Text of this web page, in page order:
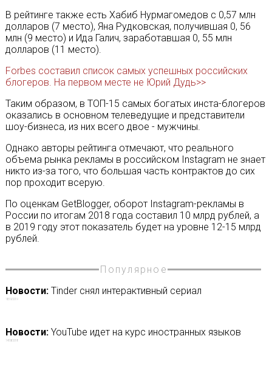
В рейтинге также есть Хабиб Нурмагомедов с 0,57 млн
долларов (7 место), Яна Рудковская, получившая 0, 56
млн (9 место) и Ида Галич, заработавшая 0, 55 млн
долларов (11 место).
Forbes составил список самых успешных российских
блогеров. На первом месте не Юрий Дудь>>
Таким образом, в ТОП-15 самых богатых инста-блогеров
оказались в основном телеведущие и представители
шоу-бизнеса, из них всего двое - мужчины.
Однако авторы рейтинга отмечают, что реального
объема рынка рекламы в российском Instagram не знает
никто из-за того, что большая часть контрактов до сих
пор проходит всерую.
По оценкам GetBlogger, оборот Instagram-рекламы в
России по итогам 2018 года составил 10 млрд рублей, а
в 2019 году этот показатель будет на уровне 12-15 млрд
рублей.
Популярное
Новости:Tinder снял интерактивный сериал
18/09/2019
Новости:YouTube идет на курс иностранных языков
14/08/2018